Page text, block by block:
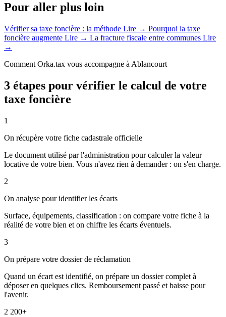
Pour aller plus loin
Vérifier sa taxe foncière : la méthode Lire → Pourquoi la taxe
foncière augmente Lire → La fracture fiscale entre communes Lire
→
Comment Orka.tax vous accompagne à Ablancourt
3 étapes pour vérifier le calcul de votre
taxe foncière
1
On récupère votre fiche cadastrale officielle
Le document utilisé par l'administration pour calculer la valeur
locative de votre bien. Vous n'avez rien à demander : on s'en charge.
2
On analyse pour identifier les écarts
Surface, équipements, classification : on compare votre fiche à la
réalité de votre bien et on chiffre les écarts éventuels.
3
On prépare votre dossier de réclamation
Quand un écart est identifié, on prépare un dossier complet à
déposer en quelques clics. Remboursement passé et baisse pour
l'avenir.
2 200+